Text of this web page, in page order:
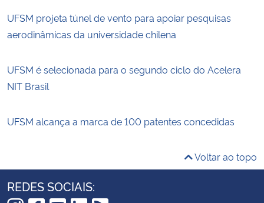
UFSM projeta túnel de vento para apoiar pesquisas
aerodinâmicas da universidade chilena
UFSM é selecionada para o segundo ciclo do Acelera
NIT Brasil
UFSM alcança a marca de 100 patentes concedidas
Voltar ao topo
REDES SOCIAIS: